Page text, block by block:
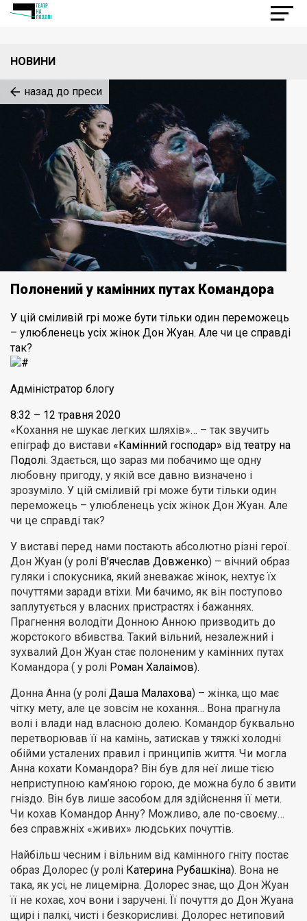
НОВИНИ
назад до преси
Полонений у камінних путах Командора
У цій сміливій грі може бути тільки один переможець
– улюбленець усіх жінок Дон Жуан. Але чи це справді
так?
Адміністратор блогу
8:32 – 12 травня 2020
«Кохання не шукає легких шляхів»… – так звучить
епіграф до вистави «Камінний господар» відтеатру на
Подолі. Здається, що зараз ми побачимо ще одну
любовну пригоду, у якій все давно визначено і
зрозуміло. У цій сміливій грі може бути тільки один
переможець – улюбленець усіх жінок Дон Жуан. Але
чи це справді так?
У виставі перед нами постають абсолютно різні герої.
Дон Жуан (у ролі В’ячеслав Довженко) – вічний образ
гуляки і спокусника, який зневажає жінок, нехтує їх
почуттями заради втіхи. Ми бачимо, як він поступово
заплутується у власних пристрастях і бажаннях.
Прагнення володіти Донною Анною призводить до
жорстокого вбивства. Такий вільний, незалежний і
зухвалий Дон Жуан стає полоненим у камінних путах
Командора ( у ролі Роман Халаімов).
Донна Анна (у ролі Даша Малахова) – жінка, що має
чітку мету, але це зовсім не кохання… Вона прагнула
волі і влади над власною долею. Командор буквально
перетворював її на камінь, затискав у тяжкі холодні
обійми усталених правил і принципів життя. Чи могла
Анна кохати Командора? Він був для неї лише тією
неприступною кам’яною горою, де можна було б звити
гніздо. Він був лише засобом для здійснення її мети.
Чи кохав Командор Анну? Можливо, але по-своєму…
без справжніх «живих» людських почуттів.
Найбільш чесним і вільним від камінного гніту постає
образ Долорес (у ролі Катерина Рубашкіна). Вона не
така, як усі, не лицемірна. Долорес знає, що Дон Жуан
її не кохає, хоч вони і заручені. Її почуття до Дон Жуана
щирі і палкі, чисті і безкорисливі. Долорес нетиповий